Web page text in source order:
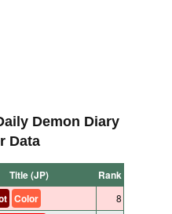
Demon Diary
Data
Title (JP) Rank
Color
8